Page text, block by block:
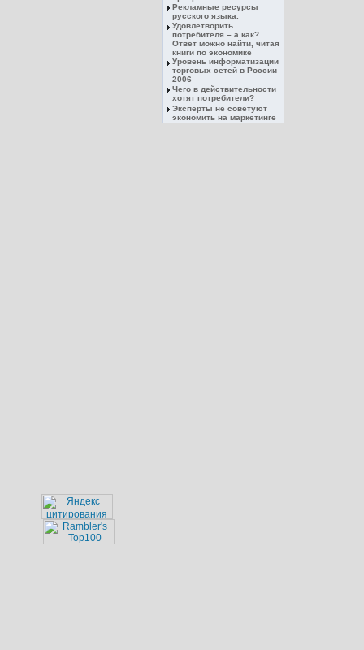
Рекламные ресурсы
русского языка.
Удовлетворить
потребителя – а как?
Ответ можно найти, читая
книги по экономике
Уровень информатизации
торговых сетей в России
2006
Чего в действительности
хотят потребители?
Эксперты не советуют
экономить на маркетинге